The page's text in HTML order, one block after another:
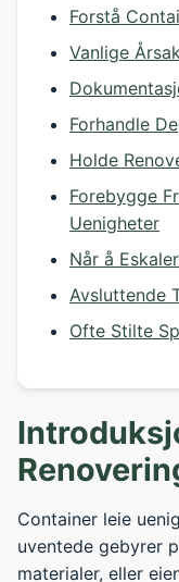
Forstå
Vanlige
Forhandle
Holde
Forebygge
Uenigheter
Når å
Avsluttende
Ofte Stilte
Container leie
uventede gebyrer
materialer, eller